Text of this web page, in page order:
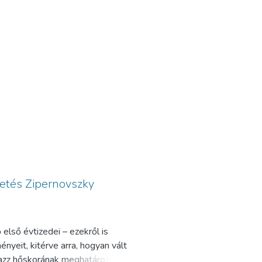
Zipernovszky
évtizedei – ezekről is
kitérve arra, hogyan vált